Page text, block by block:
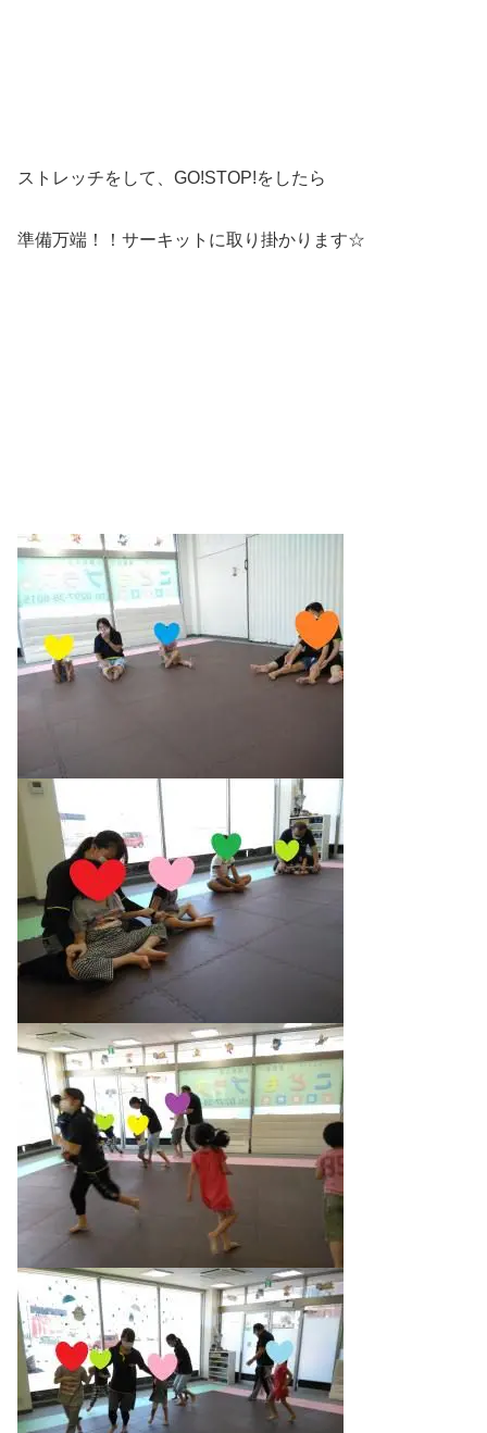
ストレッチをして、GO!STOP!をしたら
準備万端！！サーキットに取り掛かります☆